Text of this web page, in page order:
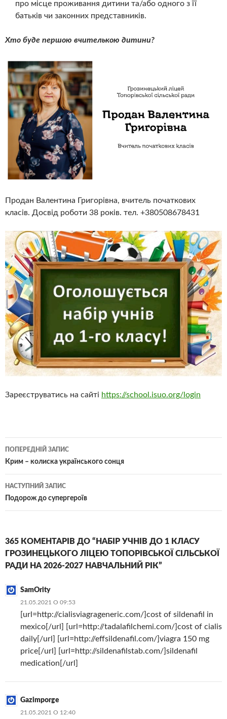
про місце проживання дитини та/або одного з її
батьків чи законних представників.
Хто буде першою вчителькою дитини?
Продан Валентина Григорівна, вчитель початкових
класів. Досвід роботи 38 років. тел. +380508678431
Зареєструватись на сайті https://school.isuo.org/login
Навігація
по
записам
ПОПЕРЕДНІЙ ЗАПИС
Крим – колиска українського сонця
НАСТУПНИЙ ЗАПИС
Подорож до супергероїв
365 КОМЕНТАРІВ ДО “НАБІР УЧНІВ ДО 1 КЛАСУ
ГРОЗИНЕЦЬКОГО ЛІЦЕЮ ТОПОРІВСЬКОЇ СІЛЬСЬКОЇ
РАДИ НА 2026-2027 НАВЧАЛЬНИЙ РІК”
SamOrity
21.05.2021 О 09:53
[url=http://cialisviagrageneric.com/]cost of sildenafil in
mexico[/url] [url=http://tadalafilchemi.com/]cost of cialis
daily[/url] [url=http://effsildenafil.com/]viagra 150 mg
price[/url] [url=http://sildenafilstab.com/]sildenafil
medication[/url]
Gazimporge
21.05.2021 О 12:40